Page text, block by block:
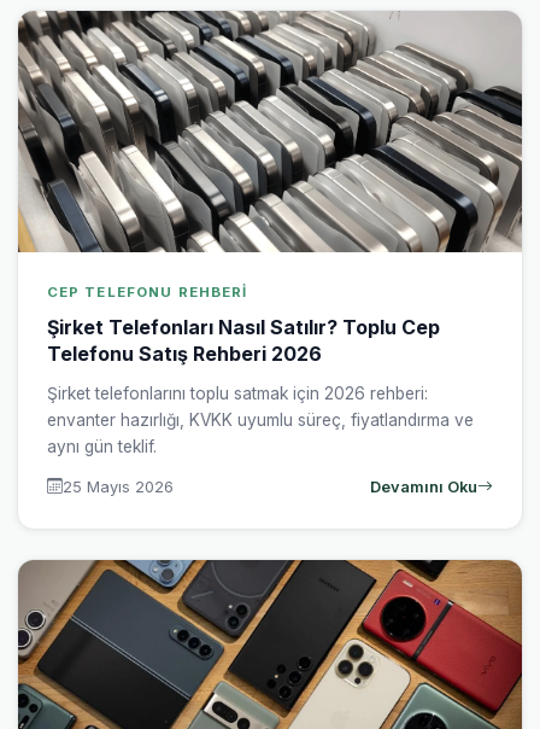
CEP TELEFONU REHBERI
Şirket Telefonları Nasıl Satılır? Toplu Cep
Telefonu Satış Rehberi 2026
Şirket telefonlarını toplu satmak için 2026 rehberi:
envanter hazırlığı, KVKK uyumlu süreç, fiyatlandırma ve
aynı gün teklif.
25 Mayıs 2026 Devamını Oku